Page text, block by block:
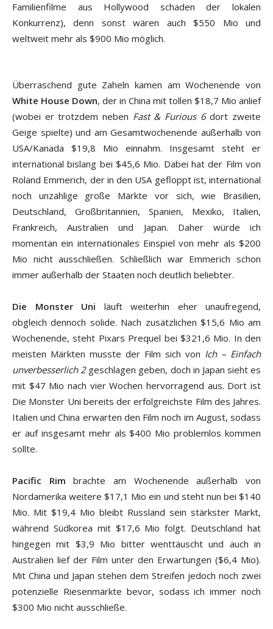
Familienfilme aus Hollywood schaden der lokalen
Konkurrenz), denn sonst wären auch $550 Mio und
weltweit mehr als $900 Mio möglich.
Überraschend gute Zaheln kamen am Wochenende von
White House Down, der in China mit tollen $18,7 Mio anlief
(wobei er trotzdem neben Fast & Furious 6dort zweite
Geige spielte) und am Gesamtwochenende außerhalb von
USA/Kanada $19,8 Mio einnahm. Insgesamt steht er
international bislang bei $45,6 Mio. Dabei hat der Film von
Roland Emmerich, der in den USA gefloppt ist, international
noch unzählige große Märkte vor sich, wie Brasilien,
Deutschland, Großbritannien, Spanien, Mexiko, Italien,
Frankreich, Australien und Japan. Daher würde ich
momentan ein internationales Einspiel von mehr als $200
Mio nicht ausschließen. Schließlich war Emmerich schon
immer außerhalb der Staaten noch deutlich beliebter.
Die Monster Uni läuft weiterhin eher unaufregend,
obgleich dennoch solide. Nach zusätzlichen $15,6 Mio am
Wochenende, steht Pixars Prequel bei $321,6 Mio. In den
meisten Märkten musste der Film sich von Ich – Einfach
unverbesserlich 2geschlagen geben, doch in Japan sieht es
mit $47 Mio nach vier Wochen hervorragend aus. Dort ist
Die Monster Uni bereits der erfolgreichste Film des Jahres.
Italien und China erwarten den Film noch im August, sodass
er auf insgesamt mehr als $400 Mio problemlos kommen
sollte.
Pacific Rim brachte am Wochenende außerhalb von
Nordamerika weitere $17,1 Mio ein und steht nun bei $140
Mio. Mit $19,4 Mio bleibt Russland sein stärkster Markt,
während Südkorea mit $17,6 Mio folgt. Deutschland hat
hingegen mit $3,9 Mio bitter wenttäuscht und auch in
Australien lief der Film unter den Erwartungen ($6,4 Mio).
Mit China und Japan stehen dem Streifen jedoch noch zwei
potenzielle Riesenmärkte bevor, sodass ich immer noch
$300 Mio nicht ausschließe.